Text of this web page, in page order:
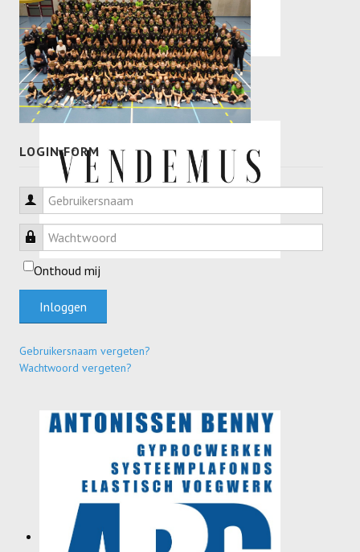
JEUGDDAG
BEACHVOLLEY
DOCUMENTEN
CLUBSHOP
LIVE SCORE
LOGIN FORM
Gebruikersnaam
Wachtwoord
Onthoud mij
Inloggen
Gebruikersnaam vergeten?
Wachtwoord vergeten?